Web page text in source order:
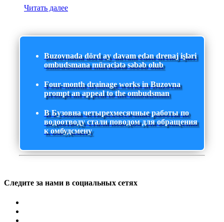
Читать далее
Buzovnada dörd ay davam edən drenaj işləri
ombudsmana müraciətə səbəb olub
Four-month drainage works in Buzovna
prompt an appeal to the ombudsman
В Бузовна четырехмесячные работы по
водоотводу стали поводом для обращения
к омбудсмену
Следите за нами в социальных сетях